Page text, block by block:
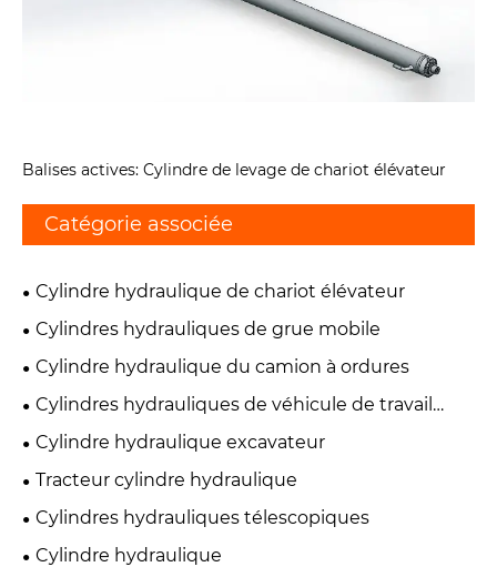
Balises actives: Cylindre de levage de chariot élévateur
Catégorie associée
Cylindre hydraulique de chariot élévateur
Cylindres hydrauliques de grue mobile
Cylindre hydraulique du camion à ordures
Cylindres hydrauliques de véhicule de travail
aérien
Cylindre hydraulique excavateur
Tracteur cylindre hydraulique
Cylindres hydrauliques télescopiques
Cylindre hydraulique